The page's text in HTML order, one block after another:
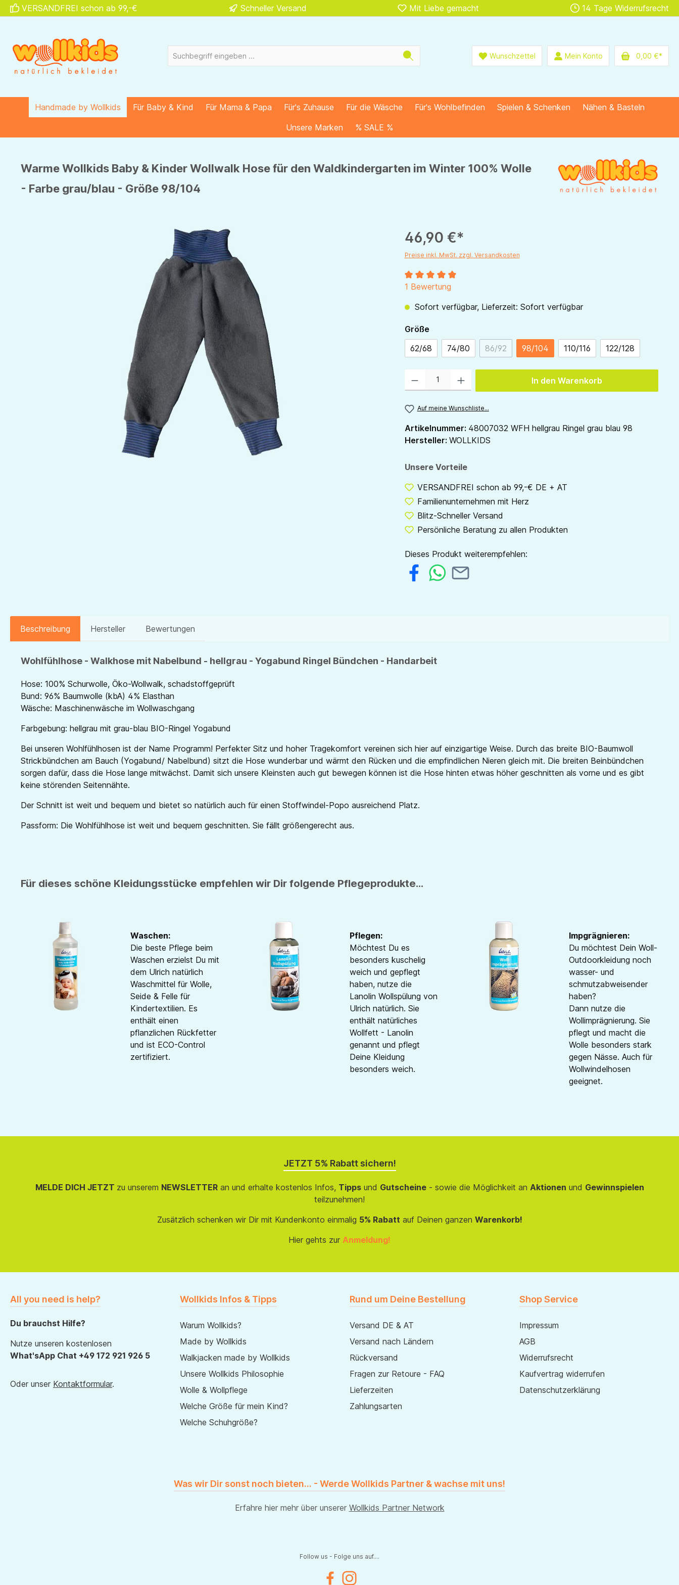
Zur Hauptnavigation springen
VERSANDFREI schon ab 99,-€ Schneller Versand Mit Liebe gemacht 14 Tage Widerrufsrecht
Wunschzettel Mein Konto 0,00 €*
Handmade by Wollkids Für Baby & Kind Für Mama & Papa Für's Zuhause Für die Wäsche Für's Wohlbefinden Spielen & Schenken
Nähen & Basteln
Unsere Marken
% SALE %
Warme Wollkids Baby & Kinder Wollwalk Hose für den Waldkindergarten im Winter 100% Wolle
- Farbe grau/blau - Größe 98/104
46,90 €*
Preise inkl. MwSt. zzgl. Versandkosten
Durchschnittliche Bewertung von 5 von 5 Sternen
1 Bewertung
Sofort verfügbar, Lieferzeit: Sofort verfügbar
Größeauswählen
62/68
74/80 86/92(Diese Option ist zurzeit nicht verfügbar.)
98/104 110/116 122/128
In den Warenkorb
Auf meine Wunschliste...
Artikelnummer: 48007032 WFH hellgrau Ringel grau blau 98
Hersteller: WOLLKIDS
Unsere Vorteile
VERSANDFREI schon ab 99,-€ DE + AT
Familienunternehmen mit Herz
Blitz-Schneller Versand
Persönliche Beratung zu allen Produkten
Dieses Produkt weiterempfehlen:
Beschreibung Hersteller Bewertungen
Wohlfühlhose - Walkhose mit Nabelbund - hellgrau - Yogabund Ringel Bündchen - Handarbeit
Hose: 100% Schurwolle, Öko-Wollwalk, schadstoffgeprüft
Bund: 96% Baumwolle (kbA) 4% Elasthan
Wäsche: Maschinenwäsche im Wollwaschgang
Farbgebung: hellgrau mit grau-blau BIO-Ringel Yogabund
Bei unseren Wohlfühlhosen ist der Name Programm! Perfekter Sitz und hoher Tragekomfort vereinen sich hier auf einzigartige Weise. Durch das breite BIO-Baumwoll
Strickbündchen am Bauch (Yogabund/ Nabelbund) sitzt die Hose wunderbar und wärmt den Rücken und die empfindlichen Nieren gleich mit. Die breiten Beinbündchen
sorgen dafür, dass die Hose lange mitwächst. Damit sich unsere Kleinsten auch gut bewegen können ist die Hose hinten etwas höher geschnitten als vorne und es gibt
keine störenden Seitennähte.
Der Schnitt ist weit und bequem und bietet so natürlich auch für einen Stoffwindel-Popo ausreichend Platz.
Passform: Die Wohlfühlhose ist weit und bequem geschnitten. Sie fällt größengerecht aus.
Für dieses schöne Kleidungsstücke empfehlen wir Dir folgende Pflegeprodukte...
Waschen:
Die beste Pflege beim
Waschen erzielst Du mit
dem Ulrich natürlich
Waschmittel für Wolle,
Seide & Felle für
Kindertextilien. Es
enthält einen
pflanzlichen Rückfetter
und ist ECO-Control
zertifiziert.
Pflegen:
Möchtest Du es
besonders kuschelig
weich und gepflegt
haben, nutze die
Lanolin Wollspülung von
Ulrich natürlich. Sie
enthält natürliches
Wollfett - Lanolin
genannt und pflegt
Deine Kleidung
besonders weich.
Impgrägnieren:
Du möchtest Dein Woll-
Outdoorkleidung noch
wasser- und
schmutzabweisender
haben?
Dann nutze die
Wollimprägnierung. Sie
pflegt und macht die
Wolle besonders stark
gegen Nässe. Auch für
Wollwindelhosen
geeignet.
JETZT 5% Rabatt sichern!
MELDE DICH JETZT zu unserem NEWSLETTERan und erhalte kostenlos Infos, Tippsund Gutscheine- sowie die Möglichkeit an Aktionen und Gewinnspielen
teilzunehmen!
Zusätzlich schenken wir Dir mit Kundenkonto einmalig 5% Rabatt auf Deinen ganzen Warenkorb!
Hier gehts zur Anmeldung!
All you need is help?
Du brauchst Hilfe?
Nutze unseren kostenlosen
What'sApp Chat +49 172 921 926 5
Oder unser Kontaktformular.
Wollkids Infos & Tipps
Warum Wollkids?
Made by Wollkids
Walkjacken made by Wollkids
Unsere Wollkids Philosophie
Wolle & Wollpflege
Welche Größe für mein Kind?
Welche Schuhgröße?
Rund um Deine Bestellung
Versand DE & AT
Versand nach Ländern
Rückversand
Fragen zur Retoure - FAQ
Lieferzeiten
Zahlungsarten
Shop Service
Impressum
AGB
Widerrufsrecht
Kaufvertrag widerrufen
Datenschutzerklärung
Was wir Dir sonst noch bieten... - Werde Wollkids Partner & wachse mit uns!
Erfahre hier mehr über unserer Wollkids Partner Network
Follow us - Folge uns auf....
FacebookInstagram